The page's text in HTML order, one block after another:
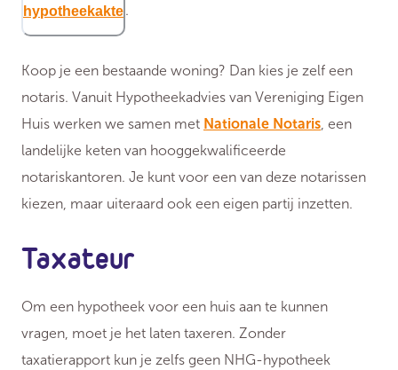
hypotheekakte.
Koop je een bestaande woning? Dan kies je zelf een
notaris. Vanuit Hypotheekadvies van Vereniging Eigen
Huis werken we samen met Nationale Notaris, een
landelijke keten van hooggekwalificeerde
notariskantoren. Je kunt voor een van deze notarissen
kiezen, maar uiteraard ook een eigen partij inzetten.
Taxateur
Om een hypotheek voor een huis aan te kunnen
vragen, moet je het laten taxeren. Zonder
taxatierapport kun je zelfs geen NHG-hypotheek